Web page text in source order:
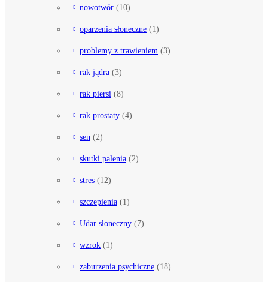
nowotwór (10)
oparzenia słoneczne (1)
problemy z trawieniem (3)
rak jądra (3)
rak piersi (8)
rak prostaty (4)
sen (2)
skutki palenia (2)
stres (12)
szczepienia (1)
Udar słoneczny (7)
wzrok (1)
zaburzenia psychiczne (18)